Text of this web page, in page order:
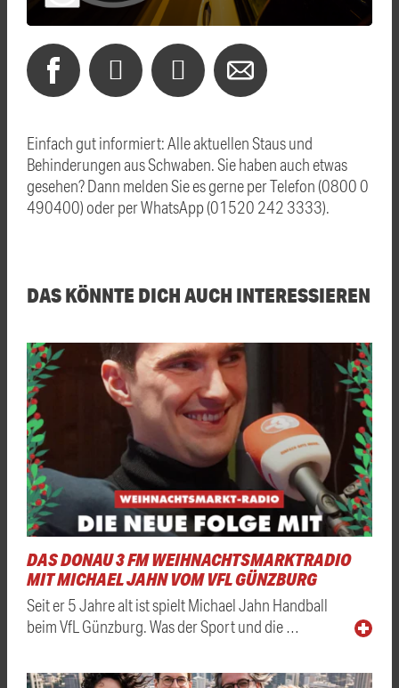
Einfach gut informiert: Alle aktuellen Staus und
Behinderungen aus Schwaben. Sie haben auch etwas
gesehen? Dann melden Sie es gerne per Telefon (0800 0
490400) oder per WhatsApp (01520 242 3333).
DAS KÖNNTE DICH AUCH INTERESSIEREN
DAS DONAU 3 FM WEIHNACHTSMARKTRADIO
MIT MICHAEL JAHN VOM VFL GÜNZBURG
Seit er 5 Jahre alt ist spielt Michael Jahn Handball
beim VfL Günzburg. Was der Sport und die …